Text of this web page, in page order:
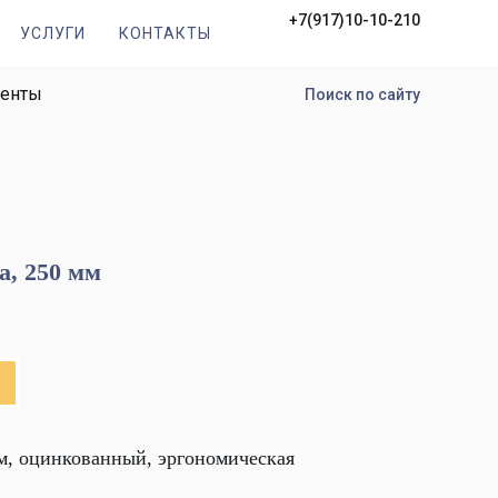
УСЛУГИ КОНТАКТЫ
+7(917)10-10-210
Поиск по сайту
250 мм
оцинкованный, эргономическая